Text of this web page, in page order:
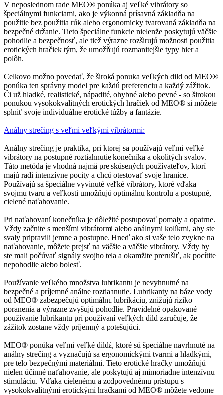
V neposlednom rade MEO® ponúka aj veľké vibrátory so
špeciálnymi funkciami, ako je výkonná prísavná základňa na
použitie bez použitia rúk alebo ergonomicky tvarovaná základňa na
bezpečné držanie. Tieto špeciálne funkcie nielenže poskytujú väčšie
pohodlie a bezpečnosť, ale tiež výrazne rozširujú možnosti použitia
erotických hračiek tým, že umožňujú rozmanitejšie typy hier a
polôh.
Celkovo možno povedať, že široká ponuka veľkých dild od MEO®
ponúka ten správny model pre každú preferenciu a každý zážitok.
Či už hladké, realistické, nápadité, ohybné alebo pevné - so širokou
ponukou vysokokvalitných erotických hračiek od MEO® si môžete
splniť svoje individuálne erotické túžby a fantázie.
Análny strečing s veľmi veľkými vibrátormi:
Análny strečing je praktika, pri ktorej sa používajú veľmi veľké
vibrátory na postupné roztiahnutie konečníka a okolitých svalov.
Táto metóda je vhodná najmä pre skúsených používateľov, ktorí
majú radi intenzívne pocity a chcú otestovať svoje hranice.
Používajú sa špeciálne vyvinuté veľké vibrátory, ktoré vďaka
svojmu tvaru a veľkosti umožňujú optimálnu kontrolu a postupné,
cielené naťahovanie.
Pri naťahovaní konečníka je dôležité postupovať pomaly a opatrne.
Vždy začnite s menšími vibrátormi alebo análnymi kolíkmi, aby ste
svaly pripravili jemne a postupne. Hneď ako si vaše telo zvykne na
naťahovanie, môžete prejsť na väčšie a väčšie vibrátory. Vždy by
ste mali počúvať signály svojho tela a okamžite prerušiť, ak pocítite
nepohodlie alebo bolesť.
Používanie veľkého množstva lubrikantu je nevyhnutné na
bezpečné a príjemné análne roztiahnutie. Lubrikanty na báze vody
od MEO® zabezpečujú optimálnu lubrikáciu, znižujú riziko
poranenia a výrazne zvyšujú pohodlie. Pravidelné opakované
používanie lubrikantu pri používaní veľkých dild zaručuje, že
zážitok zostane vždy príjemný a potešujúci.
MEO® ponúka veľmi veľké dildá, ktoré sú špeciálne navrhnuté na
análny strečing a vyznačujú sa ergonomickými tvarmi a hladkými,
pre telo bezpečnými materiálmi. Tieto erotické hračky umožňujú
nielen účinné naťahovanie, ale poskytujú aj mimoriadne intenzívnu
stimuláciu. Vďaka cielenému a zodpovednému prístupu s
vysokokvalitnými erotickými hračkami od MEO® môžete vedome